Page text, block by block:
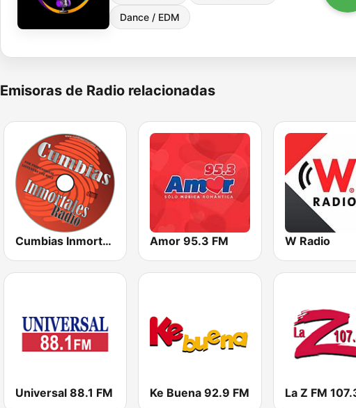
Dance / EDM
Emisoras de Radio relacionadas
Cumbias Inmortales Radio Amor 95.3 FM W Radio
Universal 88.1 FM Ke Buena 92.9 FM La Z FM